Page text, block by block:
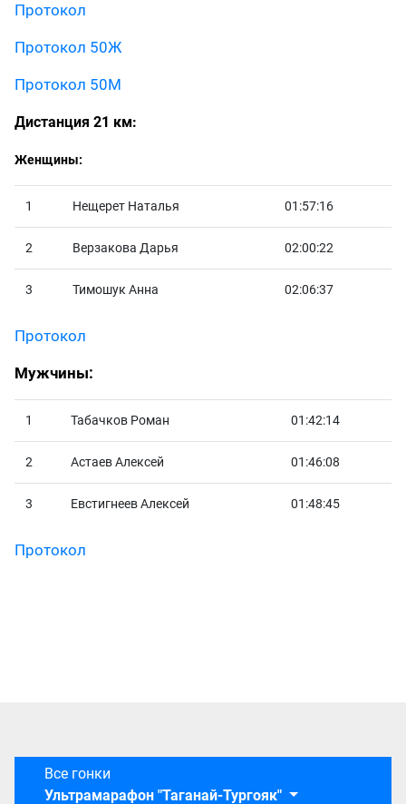
Протокол
Протокол 50Ж
Протокол 50М
Дистанция 21 км:
Женщины:
1 Нещерет Наталья 01:57:16
2 Верзакова Дарья 02:00:22
3 Тимошук Анна 02:06:37
Протокол
Мужчины:
1 Табачков Роман 01:42:14
2 Астаев Алексей 01:46:08
3 Евстигнеев Алексей 01:48:45
Протокол
Все гонки
Ультрамарафон "Таганай-Тургояк"